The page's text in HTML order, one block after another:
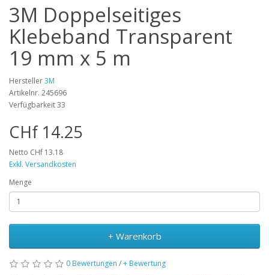
3M Doppelseitiges
Klebeband Transparent
19 mm x 5 m
Hersteller3M
Artikelnr. 245696
Verfügbarkeit 33
CHf 14.25
Netto CHf 13.18
Exkl. Versandkosten
Menge
+ Warenkorb
0 Bewertungen /+ Bewertung